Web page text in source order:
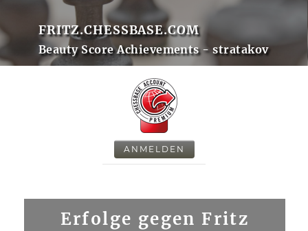
FRITZ.CHESSBASE.COM
Beauty Score Achievements - stratakov
ANMELDEN
Erfolge gegen Fritz